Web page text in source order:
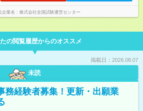
企業名 株式会社全国試験運営センター
の閲覧履歴からのオススメ
掲載日：2026.08.07
未読
務経験者募集！更新・出願業